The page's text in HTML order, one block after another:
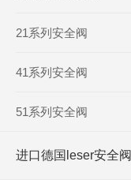
21系列安全阀
41系列安全阀
51系列安全阀
进口德国leser安全阀